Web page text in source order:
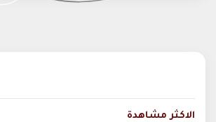
الاكثر مشاهدة